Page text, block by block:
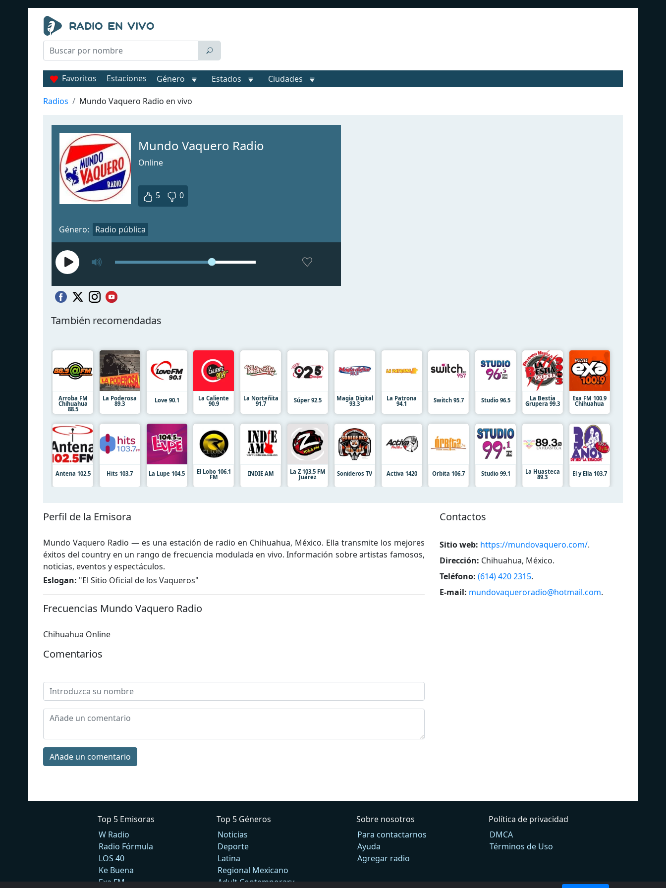
Favoritos Estaciones Género Estados Ciudades
Radios Mundo Vaquero Radio en vivo
Mundo Vaquero Radio
Online
5 0
Género: Radio pública
También recomendadas
Arroba FM
Chihuahua
88.5
La Poderosa
89.3 Love 90.1 La Caliente
90.9
La Norteñita
91.7 Súper 92.5 Magia Digital
93.3
La Patrona
94.1 Switch 95.7 Studio 96.5 La Bestia
Grupera 99.3
Exa FM 100.9
Chihuahua
Antena 102.5 Hits 103.7 La Lupe 104.5 El Lobo 106.1
FM INDIE AM La Z 103.5 FM
Juárez Sonideros TV Activa 1420 Orbita 106.7 Studio 99.1 La Huasteca
89.3 El y Ella 103.7
Perfil de la Emisora
Mundo Vaquero Radio — es una estación de radio en Chihuahua, México. Ella transmite los mejores
éxitos del country en un rango de frecuencia modulada en vivo. Información sobre artistas famosos,
noticias, eventos y espectáculos.
Eslogan: "El Sitio Oficial de los Vaqueros"
Frecuencias Mundo Vaquero Radio
Chihuahua Online
Contactos
Sitio web: https://mundovaquero.com/.
Dirección: Chihuahua, México.
Teléfono: (614) 420 2315.
E-mail: mundovaqueroradio@hotmail.com.
Comentarios
Añade un comentario
Top 5 Emisoras
W Radio
Radio Fórmula
LOS 40
Ke Buena
Exa FM
Top 5 Géneros
Noticias
Deporte
Latina
Regional Mexicano
Adult Contemporary
Sobre nosotros
Para contactarnos
Ayuda
Agregar radio
Política de privacidad
DMCA
Términos de Uso